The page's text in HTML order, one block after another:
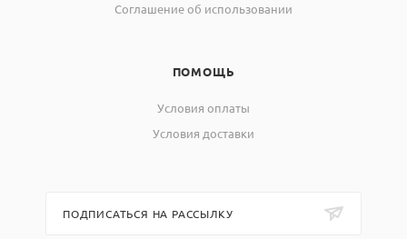
Соглашение об использовании
ПОМОЩЬ
Условия оплаты
Условия доставки
ПОДПИСАТЬСЯ НА РАССЫЛКУ